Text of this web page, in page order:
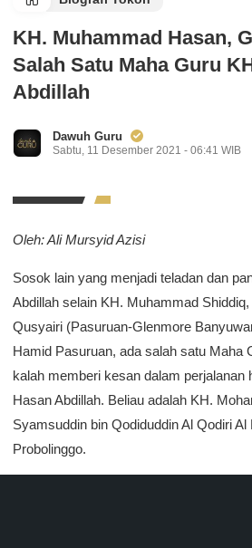
KH. Muhammad Hasan,
Salah Satu Maha Guru
Abdillah
Dawuh Guru
Sabtu, 11 Desember 2021 - 06:41 WIB
Oleh: Ali Mursyid Azisi
Sosok lain yang menjadi teladan dan
Abdillah selain KH. Muhammad
Qusyairi (Pasuruan-Glenmore
Hamid Pasuruan, ada salah satu Maha
kalah memberi kesan dalam perjalanan
Hasan Abdillah. Beliau adalah KH.
Syamsuddin bin Qodiduddin Al Qodiri Al
Probolinggo.